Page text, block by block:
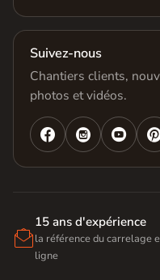
Suivez-nous
Chantiers clients,
photos et vidéos.
  

15 ans d'expérience
la référence du carrelage
ligne